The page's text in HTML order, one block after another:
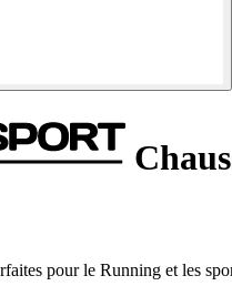
pour le Running et les